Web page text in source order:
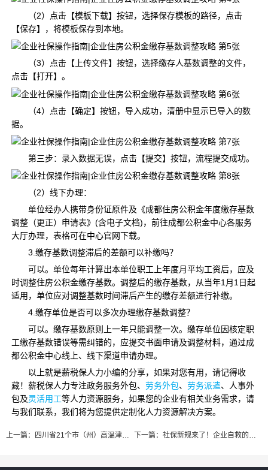
（2）点击【模板下载】按钮，选择保存模板的路径，点击
【保存】，将模板保存到本地。
（3）点击【上传文件】按钮，选择缴存人基数调整的文件，
点击【打开】。
（4）点击【确定】按钮，导入成功，清册中显示已导入的数
据。
第三步：录入数据无误，点击【提交】按钮，流程提交成功。
（2）线下办理：
单位经办人携带身份证原件及《成都住房公积金年度缴存基数
调整（更正）申请表》(含电子文档)，前往成都公积金中心各服务
大厅办理，表格可在中心官网下载。
3.缴存基数调整滞后的差额可以补缴吗？
可以。单位每年计算出本单位职工上年度月平均工资后，应及
时调整住房公积金缴存基数。调整后的缴存基数，从当年1月1日起
适用，单位应对调整基数时间滞后产生的缴存差额进行补缴。
4.缴存单位是否可以多次办理缴存基数调整？
可以。缴存基数原则上一年只能调整一次。缴存单位因核定职
工缴存基数错误等需纠错的，应提交书面申请及调整材料，通过成
都公积金中心线上、线下渠道申请办理。
以上就是薪税保人力小编的分享，如果对您有用，请记得收
藏！薪税保人力专注政务服务外包、 劳务外包、 劳务派遣、人事外
包及灵活用工等人力资源服务，如果您的企业有相关业务需求，请
与我们联系，我们将为您提供定制化人力资源解决方案。
上一篇： 四川省21个市（州）高温津贴标准，这份高温津贴攻略请收好！ 下一篇： 社保新规来了！企业自救的实用指南